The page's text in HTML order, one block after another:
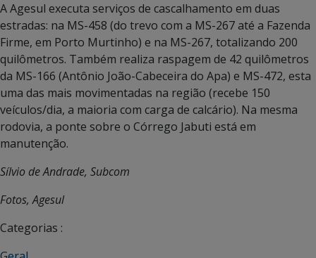
A Agesul executa serviços de cascalhamento em duas
estradas: na MS-458 (do trevo com a MS-267 até a Fazenda
Firme, em Porto Murtinho) e na MS-267, totalizando 200
quilômetros. Também realiza raspagem de 42 quilômetros
da MS-166 (Antônio João-Cabeceira do Apa) e MS-472, esta
uma das mais movimentadas na região (recebe 150
veículos/dia, a maioria com carga de calcário). Na mesma
rodovia, a ponte sobre o Córrego Jabuti está em
manutenção.
Sílvio de Andrade, Subcom
Fotos, Agesul
Categorias :